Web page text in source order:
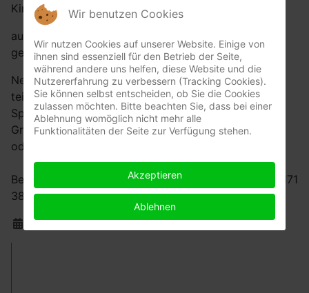
Kinder/Jugendtraining an.
auch werden schon erste Punktspiel-Erfahrungen
gesammelt.
Neue Teilnehmer können jederzeit am Training
teilnehmen
Spielerisch versuchen wir mit viel Spaß die
Grundelemente des Tischtennissports zu vermitteln
oder zu verfestigen.
Bei Fragen meldet Euch bei Tomas Offermann Tel: ‭0171
3813034
DetailsVeröffentlicht: 30. Juli 2023
Wir benutzen Cookies
Wir nutzen Cookies auf unserer Website. Einige von
ihnen sind essenziell für den Betrieb der Seite,
während andere uns helfen, diese Website und die
Nutzererfahrung zu verbessern (Tracking Cookies).
Sie können selbst entscheiden, ob Sie die Cookies
zulassen möchten. Bitte beachten Sie, dass bei einer
Ablehnung womöglich nicht mehr alle
Funktionalitäten der Seite zur Verfügung stehen.
Akzeptieren
Ablehnen